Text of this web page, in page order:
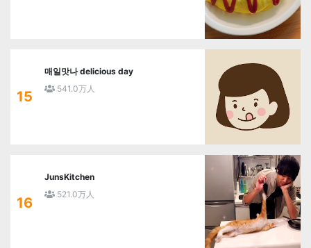
15
매일맛나 delicious day
541.0万人
16
JunsKitchen
521.0万人